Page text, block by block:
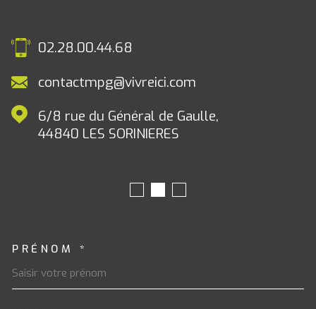
02.28.00.44.68
contactmpg@vivreici.com
6/8 rue du Général de Gaulle,
44840
LES SORINIERES
PRÉNOM *